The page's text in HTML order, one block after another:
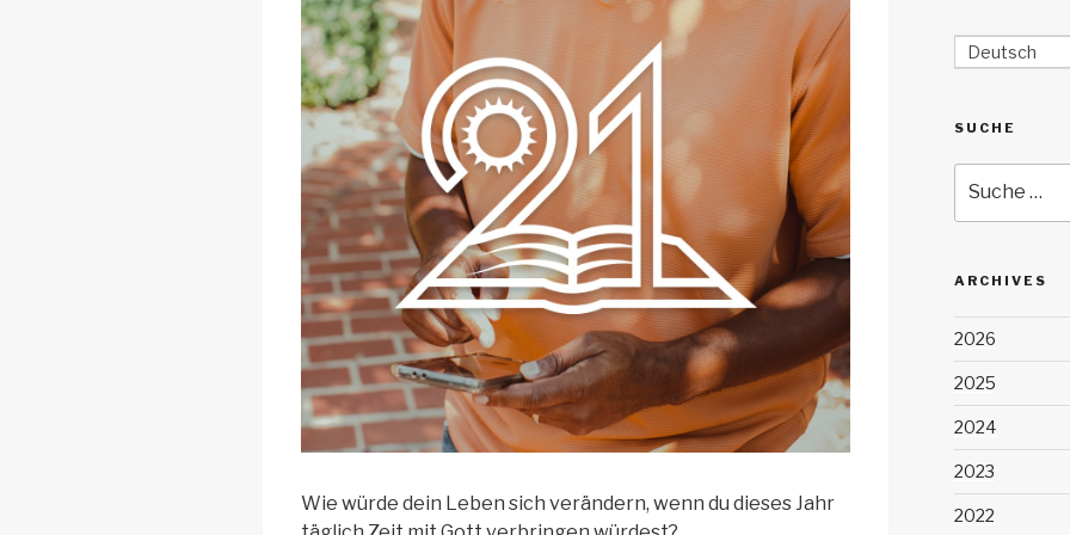
Wie würde dein Leben sich verändern, wenn du dieses Jahr
Deutsch
SUCHE
nach:
ARCHIVES
2026
2025
2024
2023
2022